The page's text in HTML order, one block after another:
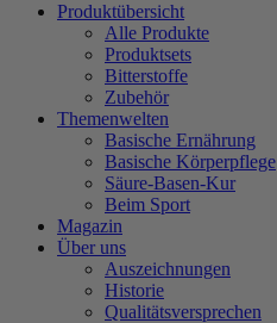
Produktübersicht
Alle Produkte
Produktsets
Bitterstoffe
Zubehör
Themenwelten
Basische Ernährung
Basische Körperpflege
Säure-Basen-Kur
Beim Sport
Magazin
Über uns
Auszeichnungen
Historie
Qualitätsversprechen